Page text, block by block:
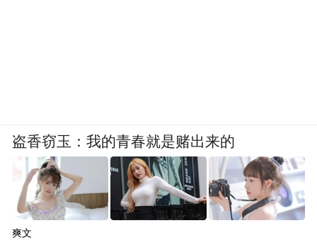
盗香窃玉：我的青春就是赌出来的
爽文